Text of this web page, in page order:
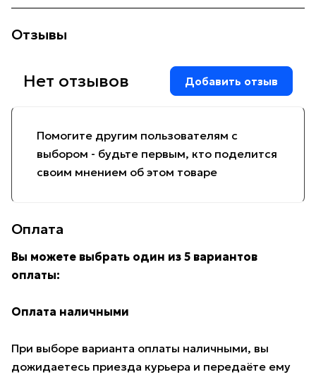
Отзывы
Помогите другим пользователям с
выбором - будьте первым, кто поделится
своим мнением об этом товаре
Нет отзывов Добавить отзыв
Оплата
Вы можете выбрать один из 5 вариантов
оплаты:
Оплата наличными
При выборе варианта оплаты наличными, вы
дожидаетесь приезда курьера и передаёте ему